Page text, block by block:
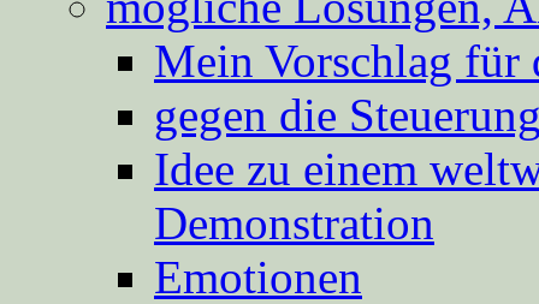
Mein Vorschlag für
gegen die
Idee zu einem
Demonstration
Emotionen